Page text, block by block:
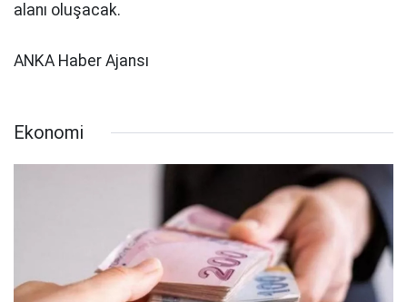
alanı oluşacak.
ANKA Haber Ajansı
Ekonomi